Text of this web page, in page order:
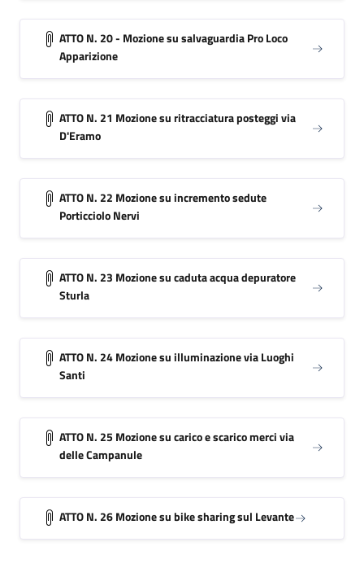
ATTO N. 20 - Mozione su salvaguardia Pro Loco
Apparizione
ATTO N. 21 Mozione su ritracciatura posteggi via
D'Eramo
ATTO N. 22 Mozione su incremento sedute
Porticciolo Nervi
ATTO N. 23 Mozione su caduta acqua depuratore
Sturla
ATTO N. 24 Mozione su illuminazione via Luoghi
Santi
ATTO N. 25 Mozione su carico e scarico merci via
delle Campanule
ATTO N. 26 Mozione su bike sharing sul Levante